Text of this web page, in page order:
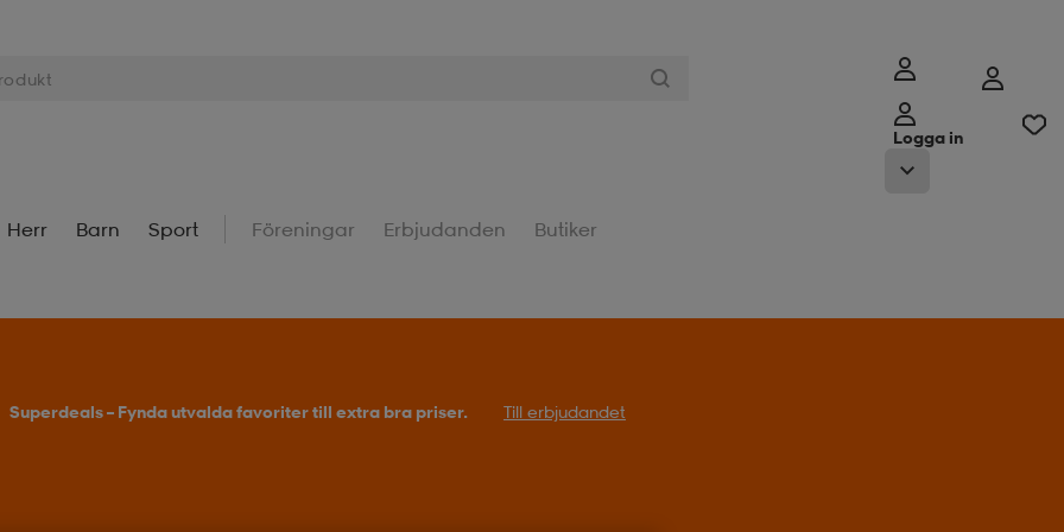
Logga in
Herr Barn Sport Föreningar Erbjudanden Butiker
Superdeals – Fynda utvalda favoriter till extra bra priser. Till erbjudandet